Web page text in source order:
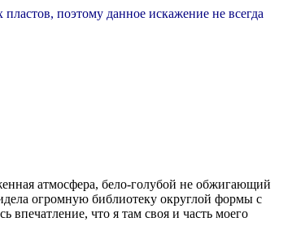
поэтому данное искажение не всегда
атмосфера, бело-голубой не обжигающий
огромную библиотеку округлой формы с
впечатление, что я там своя и часть моего